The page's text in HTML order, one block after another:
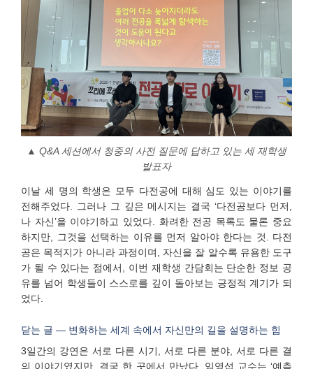
▲ Q&A세션에서 청중의 사전 질문에 답하고 있는 세 재학생
발표자
이날 세 명의 학생은 모두 다전공에 대해 심도 있는 이야기를
전해주었다. 그러나 그 깊은 메시지는 결국 ‘다전공보다 먼저,
나 자신’을 이야기하고 있었다. 화려한 전공 목록도 물론 중요
하지만, 그것을 선택하는 이유를 먼저 알아야 한다는 것. 다전
공은 목적지가 아니라 과정이며, 자신을 잘 알수록 유용한 도구
가 될 수 있다는 점에서, 이번 재학생 간담회는 단순한 정보 공
유를 넘어 학생들이 스스로를 깊이 돌아보는 긍정적 계기가 되
었다.
닫는 글 — 변화하는 세계 속에서 자신만의 길을 설명하는 힘
3일간의 강연은 서로 다른 시기, 서로 다른 분야, 서로 다른 결
의 이야기였지만, 결국 한 곳에서 만났다. 임영섭 교수는 ‘예측